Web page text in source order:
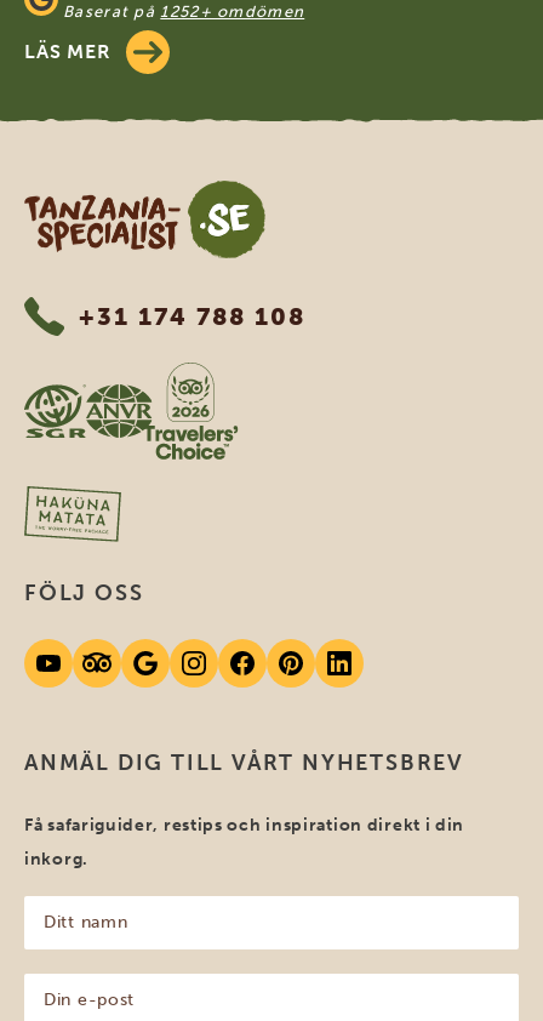
Baserat på1252+ omdömen
LÄS MER
Tanzania Specialist
+31 174 788 108
ANMÄL DIG TILL VÅRT NYHETSBREV
Få safariguider, restips och inspiration direkt i din
inkorg.
namn
(Obligatoriskt)
FÖLJ OSS